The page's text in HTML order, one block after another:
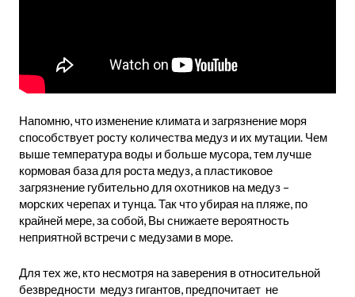
Напомню, что изменение климата и загрязнение моря
способствует росту количества медуз и их мутации. Чем
выше температура воды и больше мусора, тем лучше
кормовая база для роста медуз, а пластиковое
загрязнение губительно для охотников на медуз –
морских черепах и тунца. Так что убирая на пляже, по
крайней мере, за собой, Вы снижаете вероятность
неприятной встречи с медузами в море.
Для тех же, кто несмотря на заверения в относительной
безвредности медуз гигантов, предпочитает не